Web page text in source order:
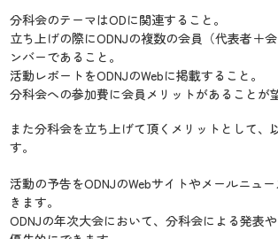
分科会のテーマはODに関連すること。
立ち上げの際にODNJの複数の会員（代表者＋
ンバーであること。
活動レポートをODNJのWebに掲載すること。
分科会への参加費に会員メリットがあることが
また分科会を立ち上げて頂くメリットとして、
す。
活動の予告をODNJのWebサイトやメールニュ
きます。
ODNJの年次大会において、分科会による発表